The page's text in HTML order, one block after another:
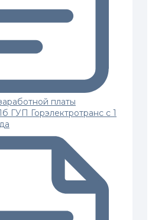
платы
ГУП Горэлектротранс с 1